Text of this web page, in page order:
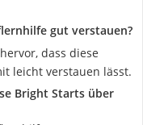
gut verstauen?
dass diese
leicht verstauen lässt.
Bright Starts über